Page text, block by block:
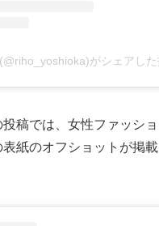
がシェアした
稿では、女性ファッショ
紙のオフショットが掲